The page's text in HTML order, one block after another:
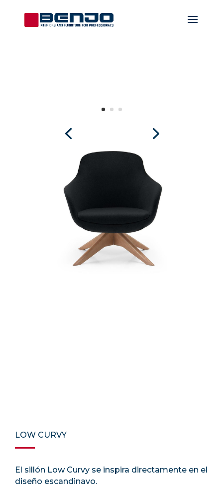
LOW CURVY
El sillón Low Curvy se inspira directamente en el
diseño escandinavo.